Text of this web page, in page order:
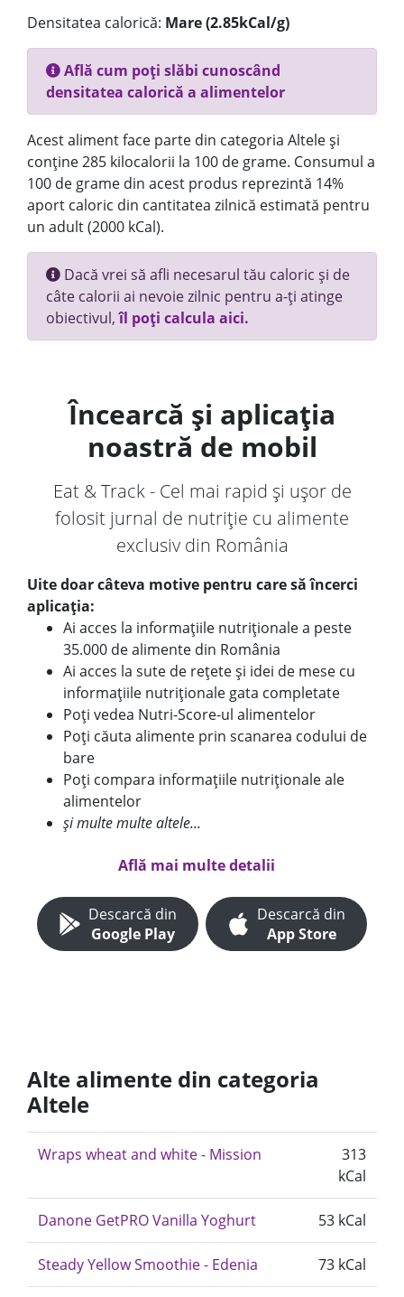
Densitatea calorică: Mare (2.85kCal/g)
Află cum poți slăbi cunoscând
densitatea calorică a alimentelor
Acest aliment face parte din categoria Altele și
conține 285 kilocalorii la 100 de grame. Consumul a
100 de grame din acest produs reprezintă 14%
aport caloric din cantitatea zilnică estimată pentru
un adult (2000 kCal).
Dacă vrei să afli necesarul tău caloric și de
câte calorii ai nevoie zilnic pentru a-ți atinge
obiectivul,îl poți calcula aici.
Încearcă și aplicația
noastră de mobil
Eat & Track - Cel mai rapid și ușor de
folosit jurnal de nutriție cu alimente
exclusiv din România
Uite doar câteva motive pentru care să încerci
aplicația:
Ai acces la informațiile nutriționale a peste
35.000 de alimente din România
Ai acces la sute de rețete și idei de mese cu
informațiile nutriționale gata completate
Poți vedea Nutri-Score-ul alimentelor
Poți căuta alimente prin scanarea codului de
bare
Poți compara informațiile nutriționale ale
alimentelor
și multe multe altele...
Află mai multe detalii
Descarcă din
Google Play
Descarcă din
App Store
Alte alimente din categoria
Altele
Wraps wheat and white - Mission
313
kCal
Danone GetPRO Vanilla Yoghurt 53 kCal
Steady Yellow Smoothie - Edenia 73 kCal